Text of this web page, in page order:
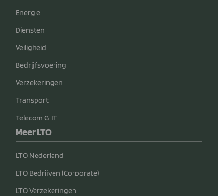
Energie
Diensten
Veiligheid
Bedrijfsvoering
Verzekeringen
Transport
Telecom & IT
Meer LTO
LTO Nederland
LTO Bedrijven (Corporate)
LTO Verzekeringen